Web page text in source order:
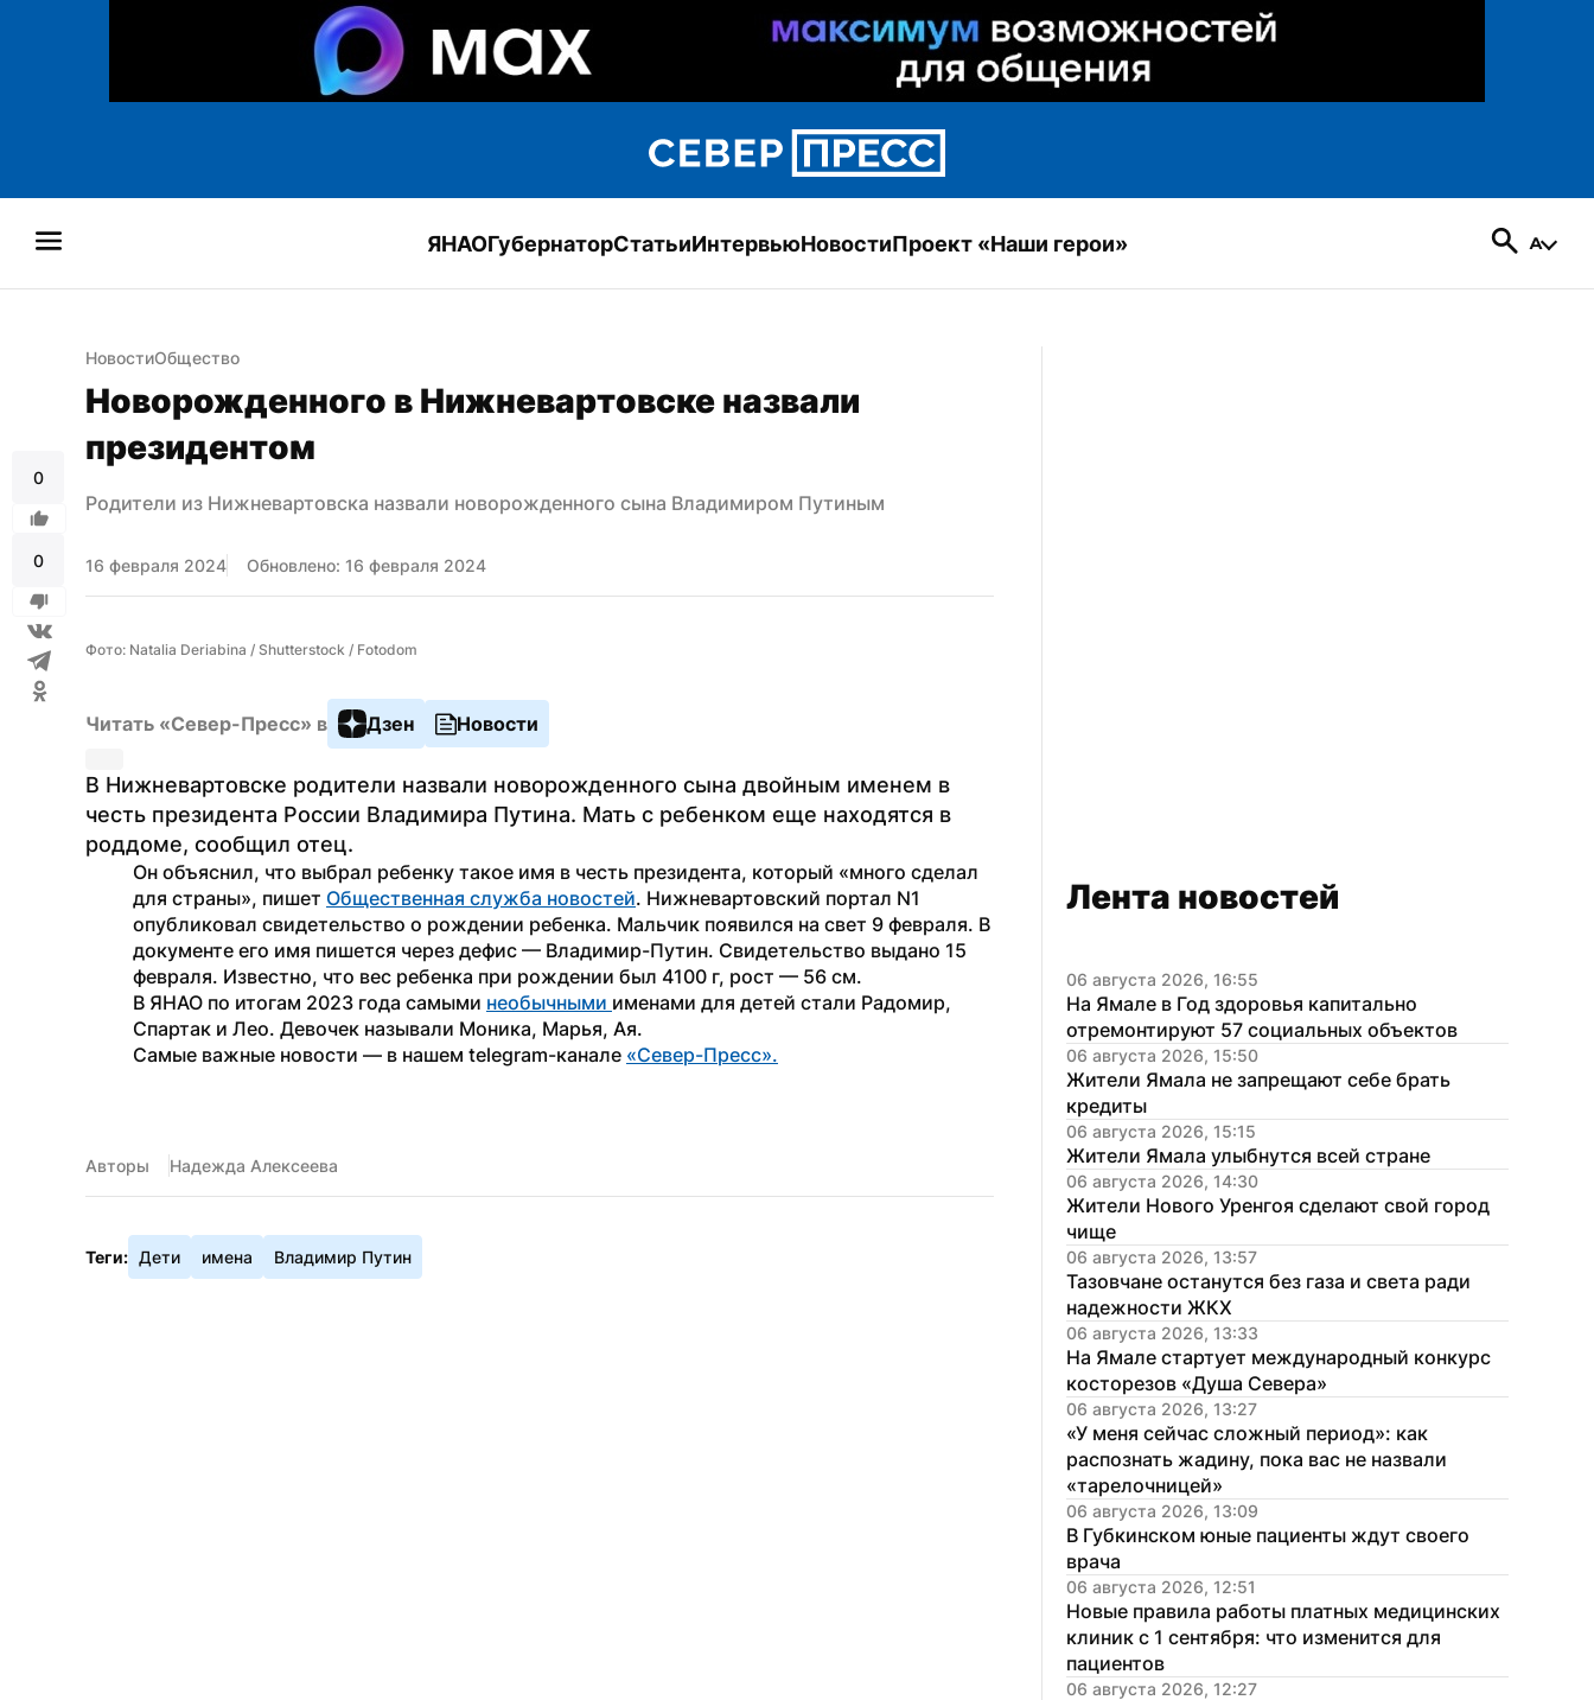
ЯНАОГубернаторСтатьиИнтервьюНовостиПроект «Наши герои»
0
0
НовостиОбщество
Новорожденного в Нижневартовске назвали
президентом
Родители из Нижневартовска назвали новорожденного сына Владимиром Путиным
16 февраля 2024 Обновлено: 16 февраля 2024
Фото: Natalia Deriabina / Shutterstock / Fotodom
Читать «Север-Пресс» в Дзен Новости
В Нижневартовске родители назвали новорожденного сына двойным именем в
честь президента России Владимира Путина. Мать с ребенком еще находятся в
роддоме, сообщил отец.
Он объяснил, что выбрал ребенку такое имя в честь президента, который «много сделал
для страны», пишет Общественная служба новостей. Нижневартовский портал N1
опубликовал свидетельство о рождении ребенка. Мальчик появился на свет 9 февраля. В
документе его имя пишется через дефис — Владимир-Путин. Свидетельство выдано 15
февраля. Известно, что вес ребенка при рождении был 4100 г, рост — 56 см.
В ЯНАО по итогам 2023 года самыми необычными именами для детей стали Радомир,
Спартак и Лео. Девочек называли Моника, Марья, Ая.
Самые важные новости — в нашем telegram-канале «Север-Пресс».
Авторы Надежда Алексеева
Теги: Дети имена Владимир Путин
Лента новостей
06 августа 2026, 16:55
На Ямале в Год здоровья капитально
отремонтируют 57 социальных объектов
06 августа 2026, 15:50
Жители Ямала не запрещают себе брать
кредиты
06 августа 2026, 15:15
Жители Ямала улыбнутся всей стране
06 августа 2026, 14:30
Жители Нового Уренгоя сделают свой город
чище
06 августа 2026, 13:57
Тазовчане останутся без газа и света ради
надежности ЖКХ
06 августа 2026, 13:33
На Ямале стартует международный конкурс
косторезов «Душа Севера»
06 августа 2026, 13:27
«У меня сейчас сложный период»: как
распознать жадину, пока вас не назвали
«тарелочницей»
06 августа 2026, 13:09
В Губкинском юные пациенты ждут своего
врача
06 августа 2026, 12:51
Новые правила работы платных медицинских
клиник с 1 сентября: что изменится для
пациентов
06 августа 2026, 12:27